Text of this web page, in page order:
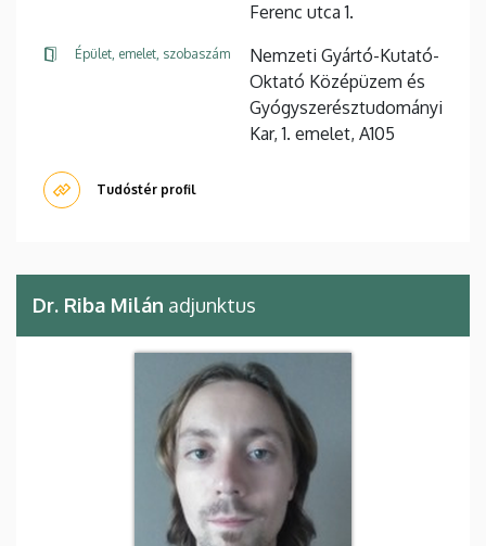
Ferenc utca 1.
Épület, emelet, szobaszám
Nemzeti Gyártó-Kutató-
Oktató Középüzem és
Gyógyszerésztudományi
Kar, 1. emelet, A105
Tudóstér profil
Dr. Riba Milán adjunktus